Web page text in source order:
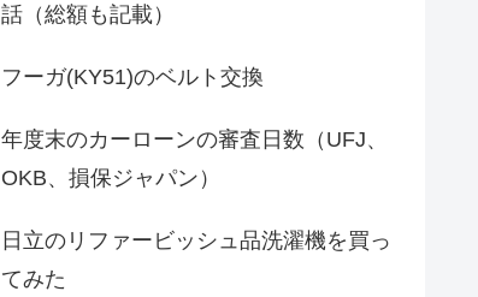
話（総額も記載）
フーガ(KY51)のベルト交換
年度末のカーローンの審査日数（UFJ、
OKB、損保ジャパン）
日立のリファービッシュ品洗濯機を買っ
てみた